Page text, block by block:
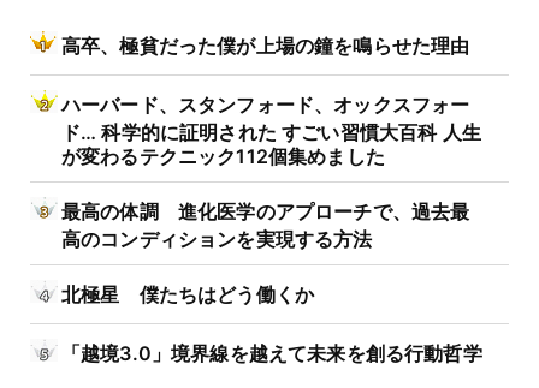
高卒、極貧だった僕が上場の鐘を鳴らせた理由
ハーバード、スタンフォード、オックスフォー
ド… 科学的に証明された すごい習慣大百科 人生
が変わるテクニック112個集めました
最高の体調 進化医学のアプローチで、過去最
高のコンディションを実現する方法
北極星 僕たちはどう働くか
「越境3.0」境界線を越えて未来を創る行動哲学